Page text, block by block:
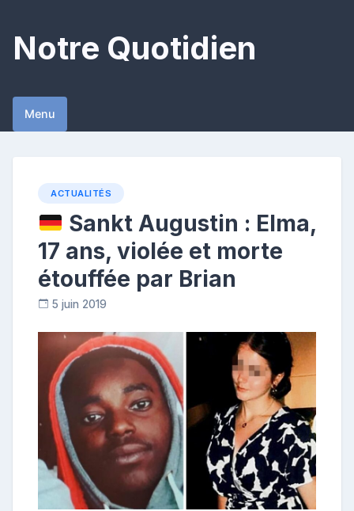
content
Notre Quotidien
Menu
ACTUALITÉS
Sankt Augustin : Elma,
17 ans, violée et morte
étouffée par Brian
5 juin 2019
o
t
r
i
b
u
t
c